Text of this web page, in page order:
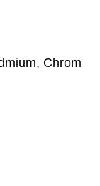
Chrom